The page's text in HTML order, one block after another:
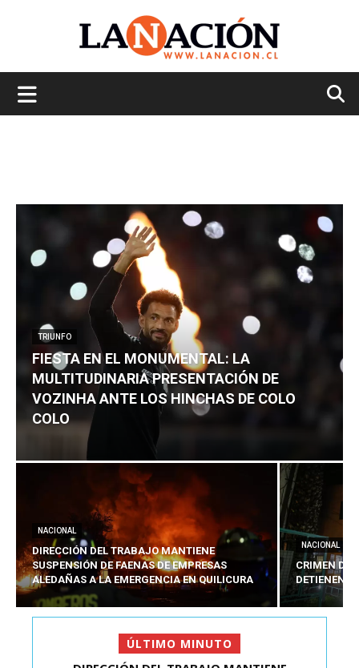
TRIUNFO
FIESTA EN EL MONUMENTAL: LA
MULTITUDINARIA PRESENTACIÓN DE
VOZINHA ANTE LOS HINCHAS DE COLO
COLO
NACIONAL
DIRECCIÓN DEL TRABAJO MANTIENE
SUSPENSIÓN DE FAENAS DE EMPRESAS
ALEDAÑAS A LA EMERGENCIA EN QUILICURA
NACIONAL
CRIMEN DE
DETIENEN
ÚLTIMO MINUTO